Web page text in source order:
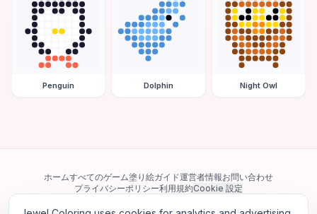
Penguin Dolphin Night Owl
ホームすべてのゲーム塗り絵ガイド運営者情報お問い合わせ
プライバシーポリシー利用規約Cookie 設定